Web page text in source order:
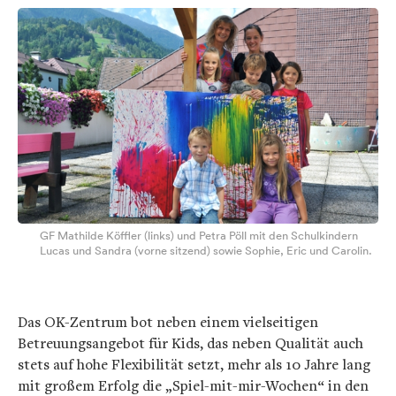
GF Mathilde Köffler (links) und Petra Pöll mit den Schulkindern
Lucas und Sandra (vorne sitzend) sowie Sophie, Eric und Carolin.
Das OK-Zentrum bot neben einem vielseitigen
Betreuungsangebot für Kids, das neben Qualität auch
stets auf hohe Flexibilität setzt, mehr als 10 Jahre lang
mit großem Erfolg die „Spiel-mit-mir-Wochen“ in den